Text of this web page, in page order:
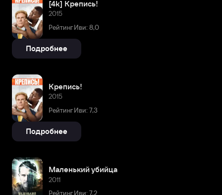
[4k] Крепись!
2015
Рейтинг Иви: 8,0
Подробнее
Крепись!
2015
Рейтинг Иви: 7,3
Подробнее
Маленький убийца
2011
Рейтинг Иви: 7,2